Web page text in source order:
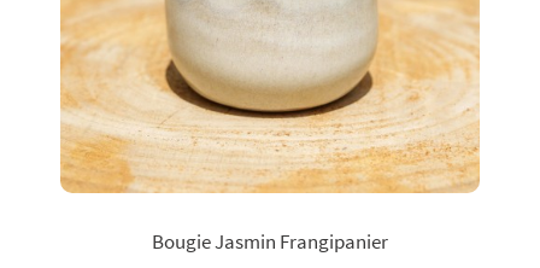
Bougie Jasmin Frangipanier